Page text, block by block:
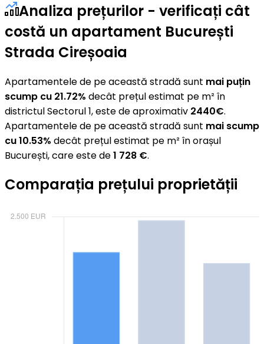
Analiza prețurilor - verificați cât
costă un apartament București
Strada Cireșoaia
Apartamentele de pe această stradă sunt mai puțin
scump cu 21.72% decât prețul estimat pe m² în
districtul Sectorul 1, este de aproximativ 2440€.
Apartamentele de pe această stradă sunt mai scump
cu 10.53% decât prețul estimat pe m² în orașul
București, care este de1 728 €.
Comparația prețului proprietății